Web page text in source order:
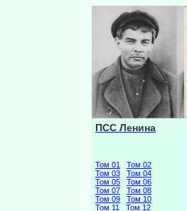
ПСС Ленина
Том 01
Том 02
Том 03
Том 04
Том 05
Том 06
Том 07
Том 08
Том 09
Том 10
Том 11
Том 12